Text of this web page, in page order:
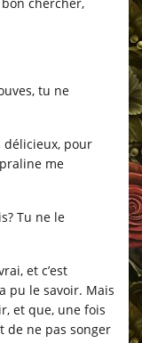
tu ne
délicieux, pour
me
Tu ne le
et c’est
pu le savoir. Mais
et que, une fois
de ne pas songer